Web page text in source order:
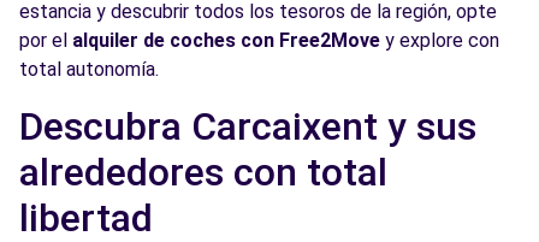
estancia y descubrir todos los tesoros de la región, opte
por el alquiler de coches con Free2Move y explore con
total autonomía.
Descubra Carcaixent y sus
alrededores con total
libertad